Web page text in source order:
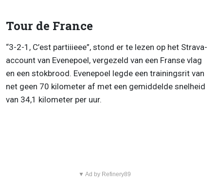
Tour de France
“3-2-1, C’est partiiieee”, stond er te lezen op het Strava-
account van Evenepoel, vergezeld van een Franse vlag
en een stokbrood. Evenepoel legde een trainingsrit van
net geen 70 kilometer af met een gemiddelde snelheid
van 34,1 kilometer per uur.
▼ Ad by Refinery89